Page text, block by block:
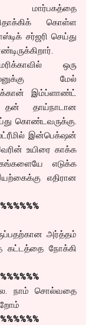
மார்பகத்தை
கொள்ள
சர்ஜரி செய்து
ஒரு
மேல்
இம்ப்ளாண்ட்
தன் தாய்நாடான
கொண்டவருக்கு.
இன்பெக்‌ஷன்
உயிரை காக்க
எடுக்க
எதிரான
அர்த்தம்
கட்டத்தை நோக்கி
நாம் சொல்வதை